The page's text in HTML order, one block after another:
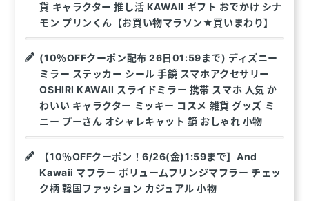
貨 キャラクター 推し活 KAWAII ギフト おでかけ シナ
モン プリンくん【お買い物マラソン★買いまわり】
(10％OFFクーポン配布 26日01:59まで) ディズニー
ミラー ステッカー シール 手鏡 スマホアクセサリー
OSHIRI KAWAII スライドミラー 携帯 スマホ 人気 か
わいい キャラクター ミッキー コスメ 雑貨 グッズ ミ
ニー プーさん オシャレキャット 鏡 おしゃれ 小物
【10％OFFクーポン！6/26(金)1:59まで】And
Kawaii マフラー ボリュームフリンジマフラー チェッ
ク柄 韓国ファッション カジュアル 小物